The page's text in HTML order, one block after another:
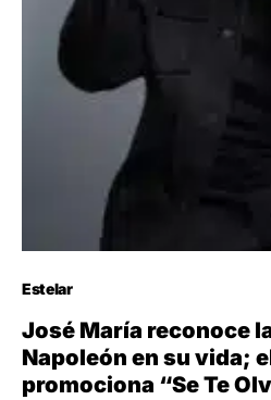
Estelar
José María reconoce
Napoleón en su vida;
promociona “Se Te